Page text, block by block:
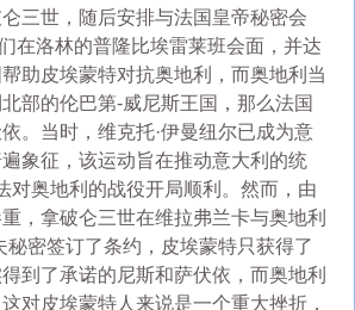
三世，随后安排与法国皇帝秘密会
在洛林的普隆比埃雷莱班会面，并达
助皮埃蒙特对抗奥地利，而奥地利当
部的伦巴第-威尼斯王国，那么法国
。当时，维克托·伊曼纽尔已成为意
象征，该运动旨在推动意大利的统
对奥地利的战役开局顺利。然而，由
，拿破仑三世在维拉弗兰卡与奥地利
秘密签订了条约，皮埃蒙特只获得了
到了承诺的尼斯和萨伏依，而奥地利
对皮埃蒙特人来说是一个重大挫折，